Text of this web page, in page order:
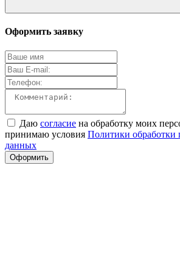
Оформить заявку
Даю согласие на обработку моих
принимаю условия Политики обработки
данных
Оформить